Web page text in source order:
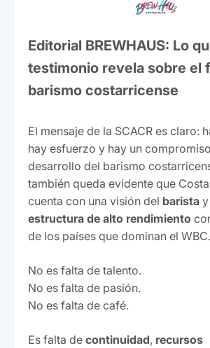
Editorial BREWHAUS: Lo
testimonio revela sobre el
barismo costarricense
El mensaje de la SCACR es claro:
hay esfuerzo y hay un
desarrollo del barismo
también queda evidente que
cuenta con una visión del barista
estructura de alto rendimiento
de los países que dominan el WBC.
No es falta de talento.
No es falta de pasión.
No es falta de café.
Es falta de continuidad, recursos